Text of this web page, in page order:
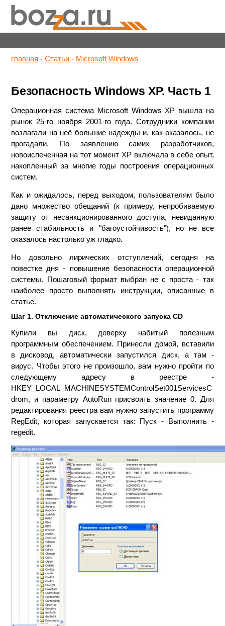
главная -Статьи - Microsoft Windows
Безопасность Windows XP. Часть 1
Операционная система Microsoft Windows XP вышла на
рынок 25-го ноября 2001-го года. Сотрудники компании
возлагали на неё большие надежды и, как оказалось, не
прогадали. По заявлению самих разработчиков,
новоиспеченная на тот момент XP включала в себе опыт,
накопленный за многие годы построения операционных
систем.
Как и ожидалось, перед выходом, пользователям было
дано множество обещаний (к примеру, непробиваемую
защиту от несанкционированного доступа, невиданную
ранее стабильность и "багоустойчивость"), но не все
оказалось настолько уж гладко.
Но довольно лирических отступлений, сегодня на
повестке дня - повышение безопасности операционной
системы. Пошаговый формат выбран не с проста - так
наиболее просто выполнять инструкции, описанные в
статье.
Шаг 1. Отключение автоматического запуска CD
Купили вы диск, доверху набитый полезным
программным обеспечением. Принесли домой, вставили
в дисковод, автоматически запустился диск, а там -
вирус. Чтобы этого не произошло, вам нужно пройти по
следующему адресу в реестре -
HKEY_LOCAL_MACHINESYSTEMControlSet001ServicesC
drom, и параметру AutoRun присвоить значение 0. Для
редактирования реестра вам нужно запустить программу
RegEdit, которая запускается так: Пуск - Выполнить -
regedit.